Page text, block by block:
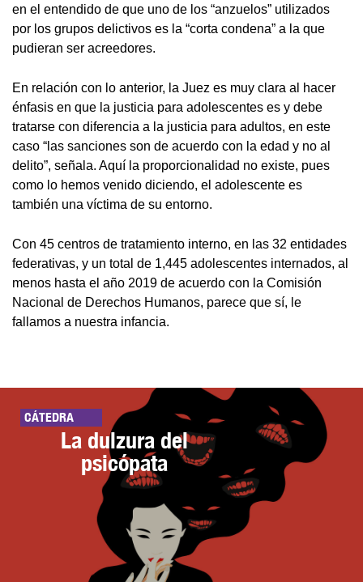
en el entendido de que uno de los “anzuelos” utilizados
por los grupos delictivos es la “corta condena” a la que
pudieran ser acreedores.
En relación con lo anterior, la Juez es muy clara al hacer
énfasis en que la justicia para adolescentes es y debe
tratarse con diferencia a la justicia para adultos, en este
caso “las sanciones son de acuerdo con la edad y no al
delito”, señala. Aquí la proporcionalidad no existe, pues
como lo hemos venido diciendo, el adolescente es
también una víctima de su entorno.
Con 45 centros de tratamiento interno, en las 32 entidades
federativas, y un total de 1,445 adolescentes internados, al
menos hasta el año 2019 de acuerdo con la Comisión
Nacional de Derechos Humanos, parece que sí, le
fallamos a nuestra infancia.
CÁTEDRA
La dulzura del
psicópata